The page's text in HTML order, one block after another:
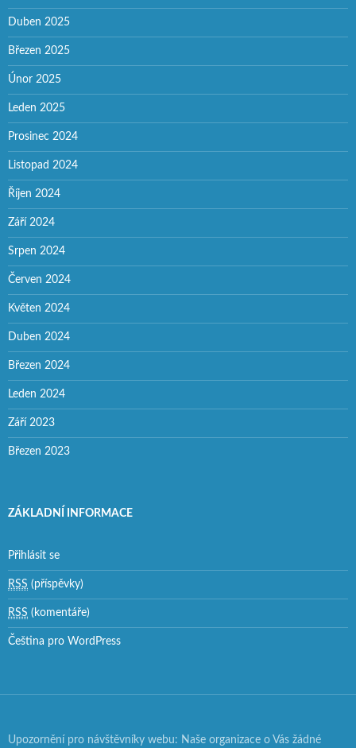
Duben 2025
Březen 2025
Únor 2025
Leden 2025
Prosinec 2024
Listopad 2024
Říjen 2024
Září 2024
Srpen 2024
Červen 2024
Květen 2024
Duben 2024
Březen 2024
Leden 2024
Září 2023
Březen 2023
ZÁKLADNÍ INFORMACE
Přihlásit se
RSS (příspěvky)
RSS (komentáře)
Čeština pro WordPress
Upozornění pro návštěvníky webu: Naše organizace o Vás žádné